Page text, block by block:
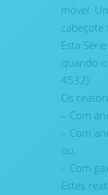
móvel.
cabeçote
Esta
quando
4532).
Os
– Com
– Com
ou,
– Com
Estes